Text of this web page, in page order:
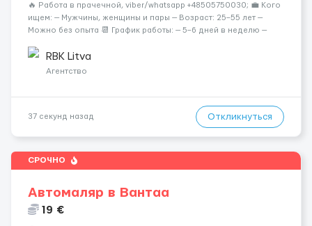
🔥 Работа в прачечной, viber/whatsapp +48505750030; 💼 Кого
ищем: — Мужчины, женщины и пары — Возраст: 25–55 лет —
Можно без опыта 📆 График работы: — 5–6 дней в неделю —
18:0...RBK Litva
Агентство
37 секунд назад Откликнуться
СРОЧНО
Автомаляр в Вантаа
19 €